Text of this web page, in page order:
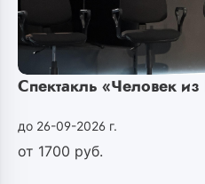
Спектакль «Человек
до 26-09-2026 г.
от 1700 руб.